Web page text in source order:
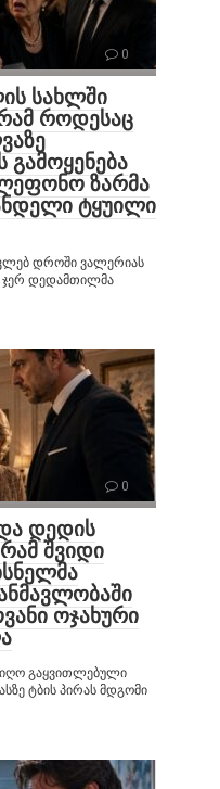
0
სახლში
როდესაც
ზარმა
ტყუილი
დროში ვალერიას
ჯერ დედამთილმა
0
დედის
შვიდი
ოჯახური
გაყვითლებული
ტბის პირას მდგომი